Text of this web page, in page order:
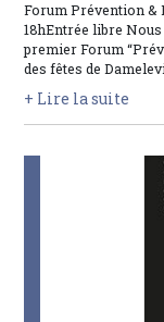
Forum Prévention &
18hEntrée libre
premier Forum
des fêtes de
+ Lire la suite